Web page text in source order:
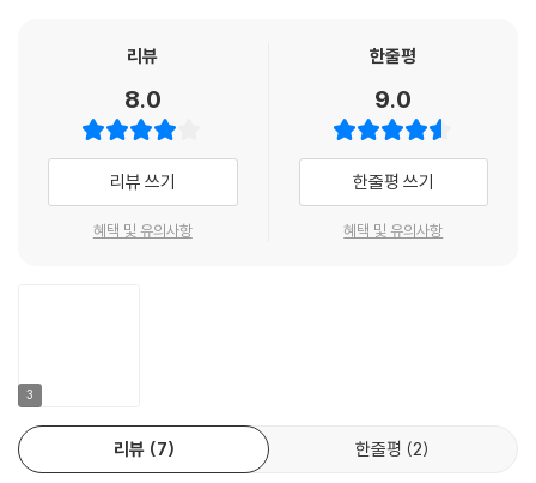
용심리학에 대한 프로이트의 마지막 기여이다. 여기서 그는 문명의 특징을
분석하고 있
우리가 우리의 현문명 속에서 편안함을 느끼지 못하고 있음은 분명한 사실
로 보인다.그
. 예를 들면 30년 전쟁에 고통받은 농민이라든가 종교재판소의 희생자. 혹
은 박해받는 유
대인 같은 몇몇 상황들은 우리들에게 공포를 불러일으킬지는 모르지만 그
렇다고 해서 우
리뷰
8.0
리뷰 쓰기
혜택 및 유의사항
한줄평
9.0
한줄평 쓰기
혜택 및 유의사항
3
리뷰 7 한줄평 2